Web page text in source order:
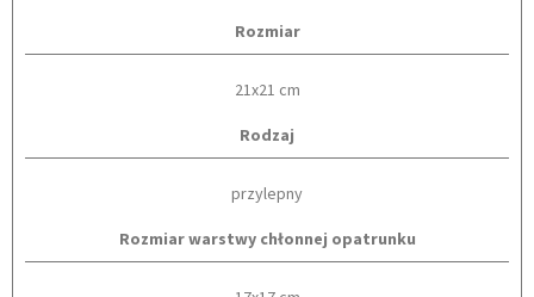
Rozmiar
21x21 cm
Rodzaj
przylepny
Rozmiar warstwy chłonnej opatrunku